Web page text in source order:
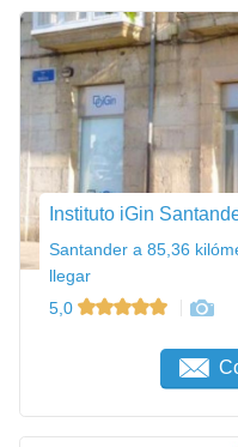
Instituto iGin
Santander a 85,36
llegar
5,0